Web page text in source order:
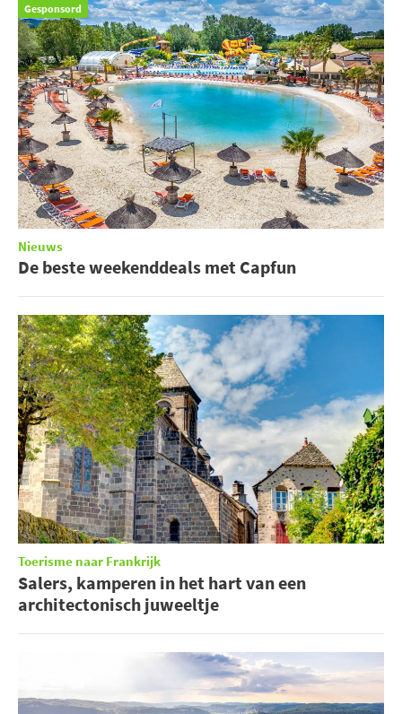
Gesponsord
Nieuws
De beste weekenddeals met Capfun
Toerisme naar Frankrijk
Salers, kamperen in het hart van een
architectonisch juweeltje